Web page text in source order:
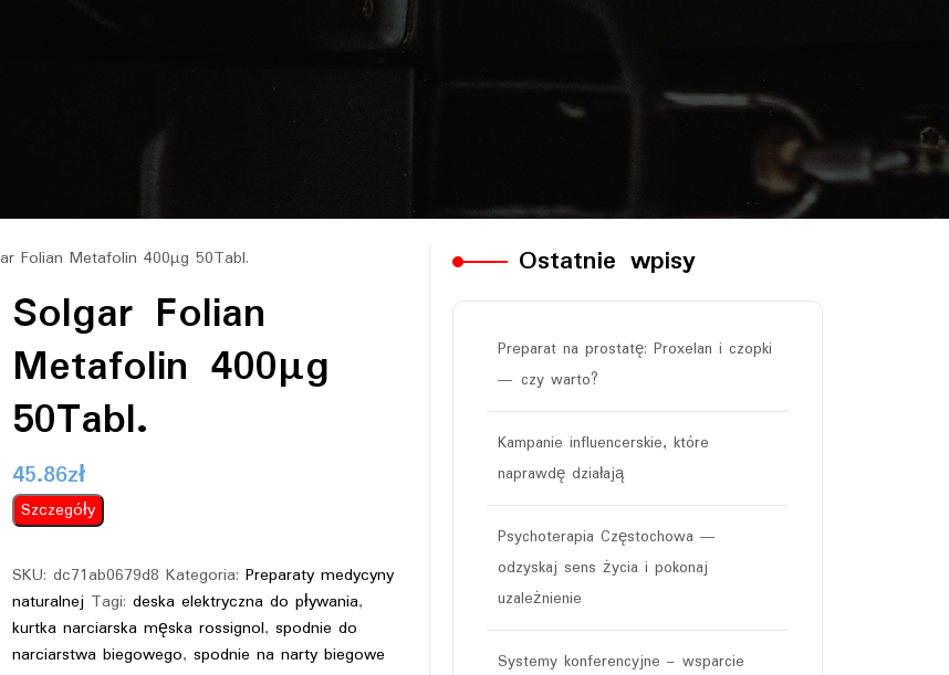
Folian Metafolin 400µg 50Tabl.
Solgar Folian
Metafolin 400µg
50Tabl.
45.86zł
Szczegóły
SKU: dc71ab0679d8 Kategoria: Preparaty medycyny
naturalnej Tagi: deska elektryczna do pływania,
kurtka narciarska męska rossignol, spodnie do
narciarstwa biegowego, spodnie na narty biegowe
Ostatnie wpisy
Preparat na prostatę: Proxelan i czopki
— czy warto?
Kampanie influencerskie, które
naprawdę działają
Psychoterapia Częstochowa —
odzyskaj sens życia i pokonaj
uzależnienie
Systemy konferencyjne – wsparcie